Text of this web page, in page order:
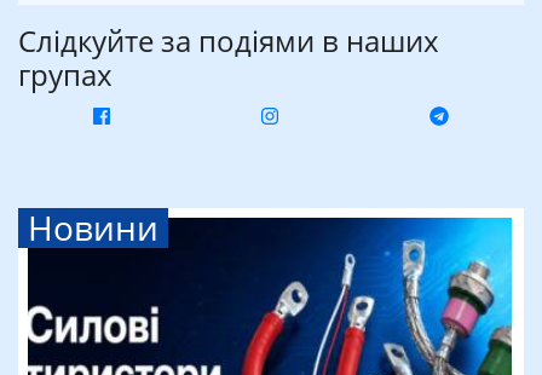
Слідкуйте за подіями в наших
групах
Новини